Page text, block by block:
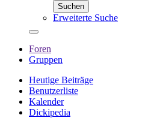
Suchen
Erweiterte Suche
Foren
Gruppen
Heutige Beiträge
Benutzerliste
Kalender
Dickipedia